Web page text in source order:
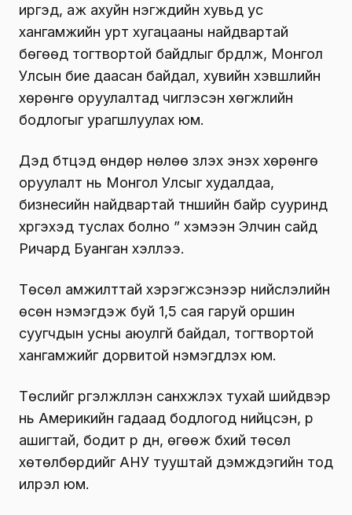
иргэд, аж ахуйн нэгжүүдийн хувьд ус
хангамжийн урт хугацааны найдвартай
бөгөөд тогтвортой байдлыг бүрдүүлж, Монгол
Улсын бие даасан байдал, хувийн хэвшлийн
хөрөнгө оруулалтад чиглэсэн хөгжлийн
бодлогыг урагшлуулах юм.
Дэд бүтцэд өндөр нөлөө үзүүлэх энэхүү хөрөнгө
оруулалт нь Монгол Улсыг худалдаа,
бизнесийн найдвартай түншийн байр сууринд
хүргэхэд туслах болно ” хэмээн Элчин сайд
Ричард Буанган хэллээ.
Төсөл амжилттай хэрэгжсэнээр нийслэлийн
өсөн нэмэгдэж буй 1,5 сая гаруй оршин
суугчдын усны аюулгүй байдал, тогтвортой
хангамжийг дорвитой нэмэгдүүлэх юм.
Төслийг үргэлжлүүлэн санхүүжүүлэх тухай шийдвэр
нь Америкийн гадаад бодлогод нийцсэн, үр
ашигтай, бодит үр дүн, өгөөж бүхий төсөл
хөтөлбөрүүдийг АНУ тууштай дэмждэгийн тод
илрэл юм.